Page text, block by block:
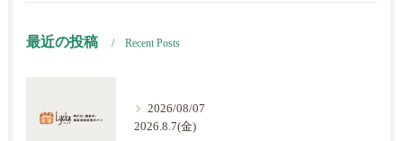
最近の投稿 Recent Posts
2026/08/07
2026.8.7(金)